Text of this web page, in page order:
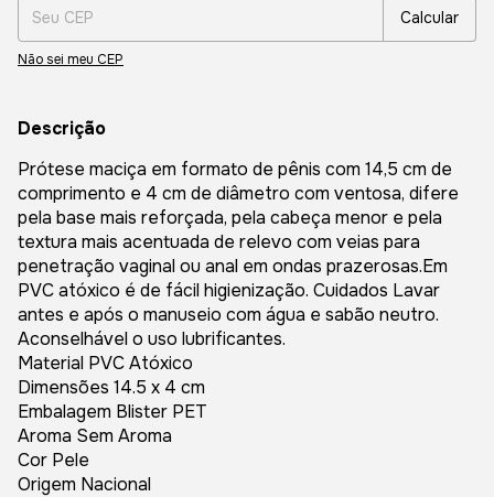
Calcular
Não sei meu CEP
Descrição
Prótese maciça em formato de pênis com 14,5 cm de
comprimento e 4 cm de diâmetro com ventosa, difere
pela base mais reforçada, pela cabeça menor e pela
textura mais acentuada de relevo com veias para
penetração vaginal ou anal em ondas prazerosas.Em
PVC atóxico é de fácil higienização. Cuidados Lavar
antes e após o manuseio com água e sabão neutro.
Aconselhável o uso lubrificantes.
Material PVC Atóxico
Dimensões 14.5 x 4 cm
Embalagem Blister PET
Aroma Sem Aroma
Cor Pele
Origem Nacional